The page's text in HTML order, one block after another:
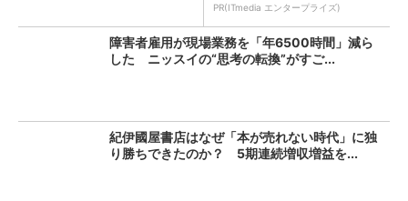
PR(ITmedia エンタープライズ)
障害者雇用が現場業務を「年6500時間」減ら
した ニッスイの“思考の転換”がすご...
紀伊國屋書店はなぜ「本が売れない時代」に独
り勝ちできたのか？ 5期連続増収増益を...